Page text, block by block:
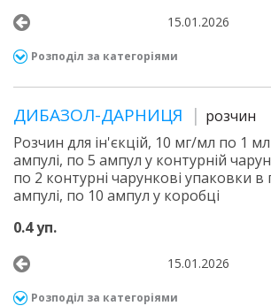
15.01.2026
Розподіл за категоріями
ДИБАЗОЛ-ДАРНИЦЯ
розчин
Розчин для ін'єкцій, 10 мг/мл по 1
ампулі, по 5 ампул у контурній
по 2 контурні чарункові упаковки в
ампулі, по 10 ампул у коробці
0.4 уп.
15.01.2026
Розподіл за категоріями